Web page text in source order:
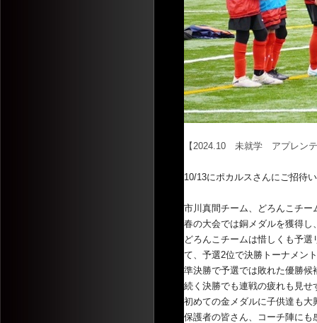
【2024.10 未就学 アプレン
10/13にポカルスさんにご招待
市川真間チーム、どろんこチー
春の大会では銅メダルを獲得
どろんこチームは惜しくも予
て、 予選2位で決勝トーナメン
準決勝で予選では敗れた優勝候
続く決勝でも連戦の疲れも見せ
初めての金メダルに子供達も大
保護者の皆さん、コーチ陣に